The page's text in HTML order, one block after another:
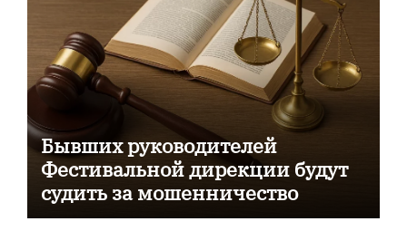
Бывших руководителей
Фестивальной дирекции будут
судить за мошенничество